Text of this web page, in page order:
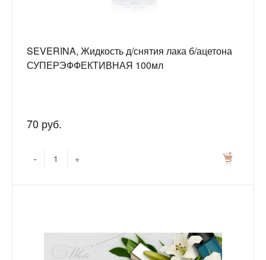
SEVERINA, Жидкость д/снятия лака б/ацетона
СУПЕРЭФФЕКТИВНАЯ 100мл
70 руб.
- +